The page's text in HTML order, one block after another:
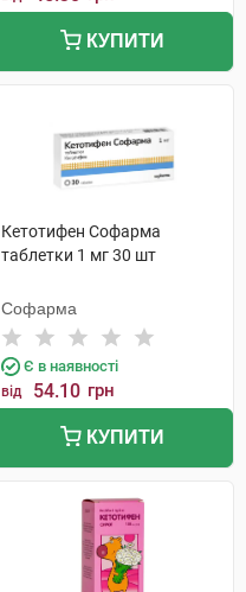
КУПИТИ
Кетотифен Софарма
таблетки 1 мг 30 шт
Софарма
Є в наявності
від 54.10 грн
КУПИТИ